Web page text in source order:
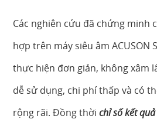
Các nghiên cứu đã chứng minh
hợp trên máy siêu âm ACUSON
thực hiện đơn giản, không xâm
dễ sử dụng, chi phí thấp và có
rộng rãi. Đồng thờichỉ số kết